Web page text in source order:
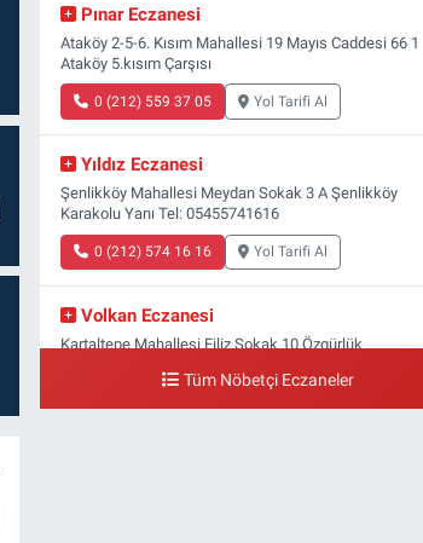
Pınar Eczanesi
Ataköy 2-5-6. Kısım Mahallesi 19 Mayıs Caddesi 66 1
Ataköy 5.kısım Çarşısı
0 (212) 559 37 05 Yol Tarifi Al
Yıldız Eczanesi
Şenlikköy Mahallesi Meydan Sokak 3 A Şenlikköy
Karakolu Yanı Tel: 05455741616
0 (212) 574 16 16 Yol Tarifi Al
Volkan Eczanesi
Kartaltepe Mahallesi Filiz Sokak 10 Özgürlük
Tüm Nöbetçi Eczaneler